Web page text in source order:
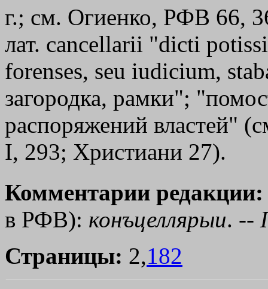
г.; см. Огиенко, РФВ 66,
лат. саnсеllаrii "dicti
forenses, sеu iudicium,
загородка, рамки";
распоряжений властей"
I, 293; Христиани 27).
Комментарии редакции:
в РФВ): конъцеллярыи. --
Страницы: 2,182